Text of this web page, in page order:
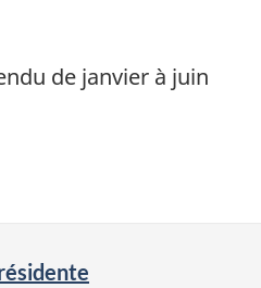
de janvier à juin